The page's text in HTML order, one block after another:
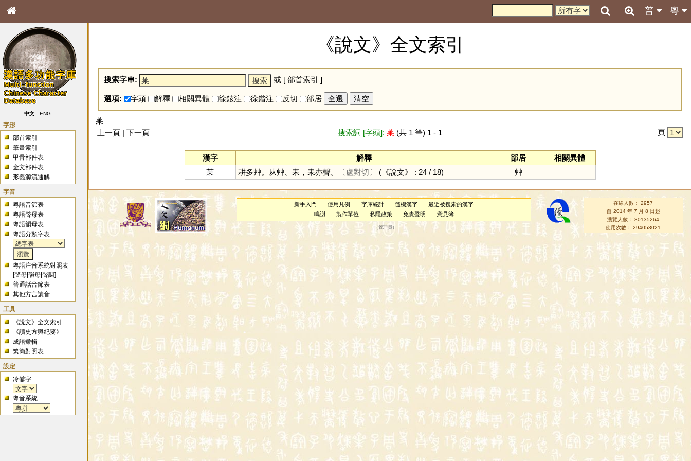
粵
普
中文 ENG
字形
部首索引
筆畫索引
甲骨部件表
金文部件表
形義源流通解
字音
粵語音節表
粵語聲母表
粵語韻母表
粵語分類字表:
粵語注音系統對照表
[聲母 |韻母 |聲調]
普通話音節表
其他方言讀音
工具
《說文》全文索引
《讀史方輿紀要》
成語彙輯
繁簡對照表
設定
冷僻字:
粵音系統:
《說文》全文索引
搜索字串: 或 [ 部首索引 ]
選項: 字頭 解釋 相關異體 徐鉉注 徐鍇注 反切 部居 全選 清空
䒹
上一頁 | 下一頁
搜索詞 [字頭]: 䒹(共 1 筆) 1 - 1 頁
漢字 解釋 部居
相關異體
䒹
耕多艸。从艸、耒，耒亦聲。 〔盧對切〕 (《說文》 : 24 / 18) 艸
新手入門 使用凡例 字庫統計 隨機漢字
最近被搜索的漢字
鳴謝
製作單位 私隱政策 免責聲明 意見簿
（管理員 ）
在線人數： 2957
自 2014 年 7 月 8 日起
瀏覽人數： 80135264
使用次數： 294053021